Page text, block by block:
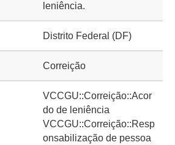
leniência.
Distrito Federal (DF)
Correição
VCCGU::Correição::Acor
do de leniência
VCCGU::Correição::Resp
onsabilização de pessoa